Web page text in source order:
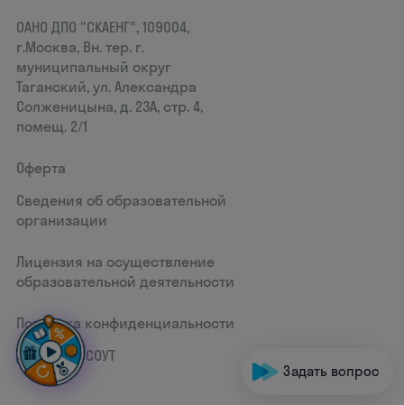
ОАНО ДПО "СКАЕНГ", 109004,
г.Москва, Вн. тер. г.
муниципальный округ
Таганский, ул. Александра
Солженицына, д. 23А, стр. 4,
помещ. 2/1
Оферта
Сведения об образовательной
организации
Лицензия на осуществление
образовательной деятельности
Политика конфиденциальности
Документ СОУТ
Задать вопрос